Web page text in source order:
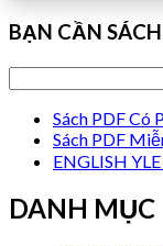
BẠN CẦN
Sách PDF Có
Sách PDF
ENGLISH
DANH MỤC